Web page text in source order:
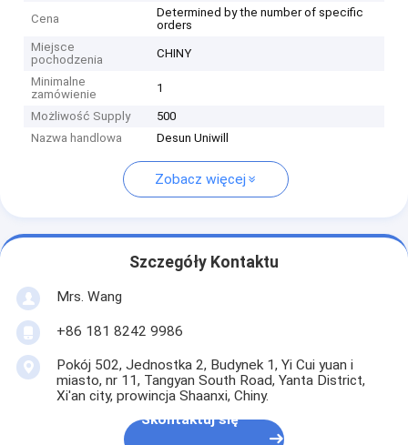
Cena
Determined by the number of specific
orders
Miejsce
pochodzenia
CHINY
Minimalne
zamówienie
1
Możliwość Supply
500
Nazwa handlowa
Desun Uniwill
Zobacz więcej
Szczegóły Kontaktu
Mrs. Wang
+86 181 8242 9986
Pokój 502, Jednostka 2, Budynek 1, Yi Cui yuan i
miasto, nr 11, Tangyan South Road, Yanta District,
Xi'an city, prowincja Shaanxi, Chiny.
Skontaktuj się